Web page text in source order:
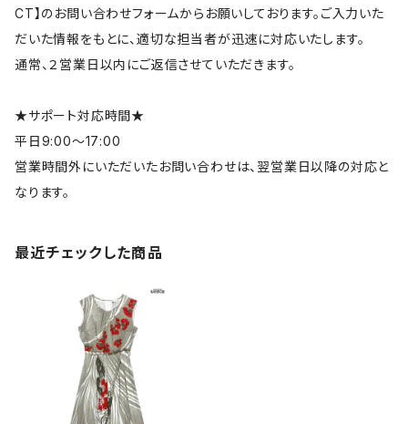
CT】のお問い合わせフォームからお願いしております。ご入力いた
だいた情報をもとに、適切な担当者が迅速に対応いたします。
通常、２営業日以内にご返信させていただきます。
★サポート対応時間★
平日9:00～17:00
営業時間外にいただいたお問い合わせは、翌営業日以降の対応と
なります。
最近チェックした商品